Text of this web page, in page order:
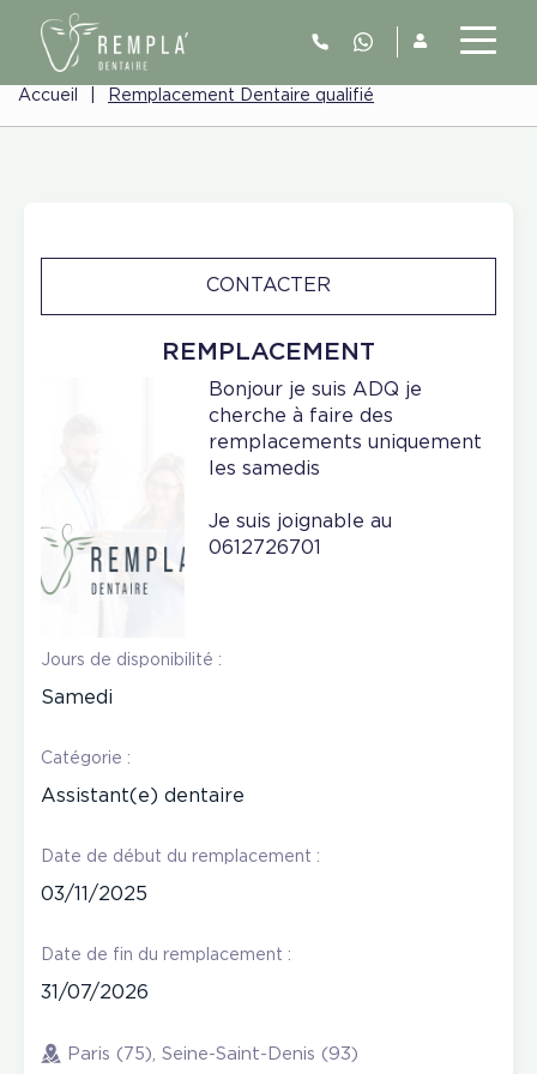
Accueil Remplacement Dentaire qualifié
REMPLACEMENT
CONTACTER
Bonjour je suis ADQ je
cherche à faire des
remplacements uniquement
les samedis
Je suis joignable au
0612726701
Jours de disponibilité :
Samedi
Catégorie :
Assistant(e) dentaire
Date de début du remplacement :
03/11/2025
Date de fin du remplacement :
31/07/2026
Paris (75), Seine-Saint-Denis (93)